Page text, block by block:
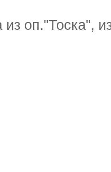
из оп."Тоска",